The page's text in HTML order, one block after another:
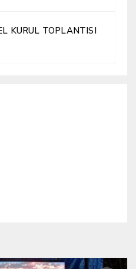
KURUL TOPLANTISI